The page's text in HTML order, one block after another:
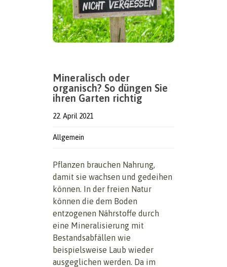
Mineralisch oder
organisch? So düngen Sie
ihren Garten richtig
22. April 2021
Allgemein
Pflanzen brauchen Nahrung,
damit sie wachsen und gedeihen
können. In der freien Natur
können die dem Boden
entzogenen Nährstoffe durch
eine Mineralisierung mit
Bestandsabfällen wie
beispielsweise Laub wieder
ausgeglichen werden. Da im